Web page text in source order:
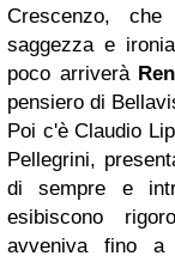
Crescenzo, che
saggezza e
poco arriverà
pensiero di
Poi c'è Claudio
Pellegrini,
di sempre e
esibiscono
avveniva fino a